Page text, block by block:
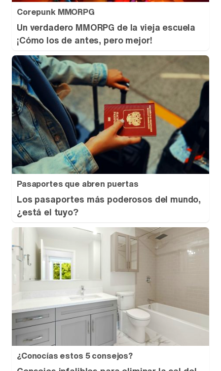
Corepunk MMORPG
Un verdadero MMORPG de la vieja escuela
¡Cómo los de antes, pero mejor!
Pasaportes que abren puertas
Los pasaportes más poderosos del mundo,
¿está el tuyo?
¿Conocías estos 5 consejos?